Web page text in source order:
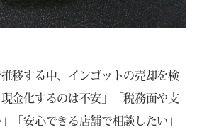
移する中、インゴットの売却を検
金化するのは不安」「税務面や支
「安心できる店舗で相談したい」